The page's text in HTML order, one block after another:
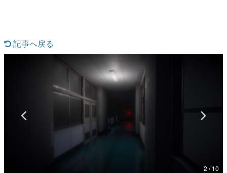
なんでゲームは面白い？
ゲーム開発者・hamatsu氏がゲームの魅力を画面や操作の
具体的な形から解き明かしていく、硬派で骨太な評論連載
です。
ゲームが変えた日本語
「経験値」「裏技」「ラスボス」… ゲームにまつわる言葉
の起源や用法の変遷を、コンピューター文化史研究家・タ
イニーP氏が徹底調査。
カテゴリ
記事へ戻る
2 / 10